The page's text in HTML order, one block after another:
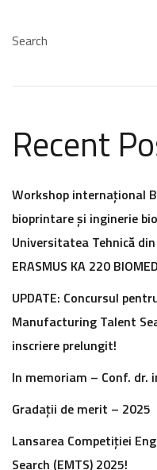
Search
Recent
Workshop internațional
bioprintare și inginerie
Universitatea Tehnică
ERASMUS KA 220
UPDATE: Concursul
Manufacturing Talent
inscriere prelungit!
In memoriam – Conf. dr.
Gradații de merit – 2025
Lansarea Competiției
Search (EMTS) 2025!